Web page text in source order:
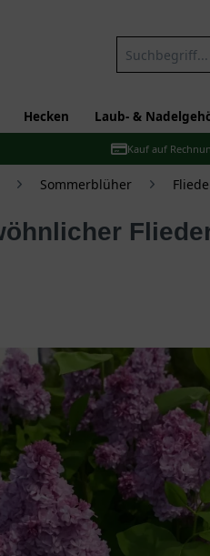
Hecken Laub- &
Kauf auf
Sommerblüher